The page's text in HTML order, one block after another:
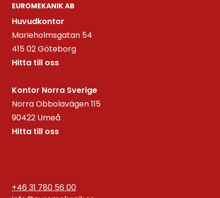
EUROMEKANIK AB
Huvudkontor
Marieholmsgatan 54
415 02 Göteborg
Hitta till oss
Kontor Norra Sverige
Norra Obbolavägen 115
90422 Umeå
Hitta till oss
+46 31 780 56 00